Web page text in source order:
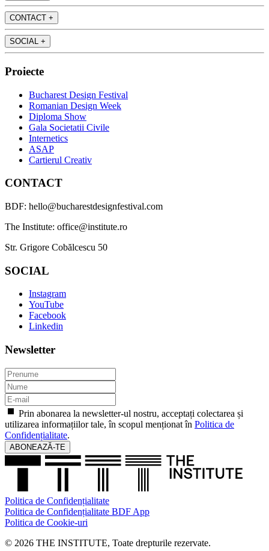
CONTACT +
SOCIAL +
Proiecte
Bucharest Design Festival
Romanian Design Week
Diploma Show
Gala Societatii Civile
Internetics
ASAP
Cartierul Creativ
CONTACT
BDF: hello@bucharestdesignfestival.com
The Institute: office@institute.ro
Str. Grigore Cobălcescu 50
SOCIAL
Instagram
YouTube
Facebook
Linkedin
Newsletter
Prin abonarea la newsletter-ul nostru, acceptați colectarea și
utilizarea informațiilor tale, în scopul menționat în Politica de
Confidențialitate.
ABONEAZĂ-TE
Politica de Confidențialitate
Politica de Confidențialitate BDF App
Politica de Cookie-uri
© 2026 THE INSTITUTE, Toate drepturile rezervate.